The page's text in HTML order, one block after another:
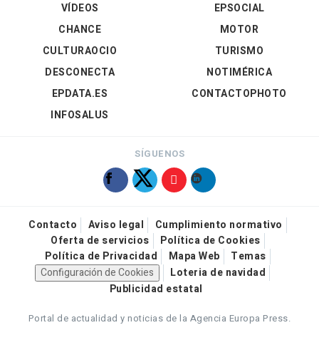
VÍDEOS
EPSOCIAL
CHANCE
CULTURAOCIO
DESCONECTA
EPDATA.ES
INFOSALUS
MOTOR
TURISMO
NOTIMÉRICA
CONTACTOPHOTO
SÍGUENOS
Contacto Aviso legal
Cumplimiento normativo
Oferta de servicios
Política de Cookies
Política de Privacidad
Mapa Web
Temas
Configuración de Cookies
Loteria de navidad
Publicidad estatal
Portal de actualidad y noticias de la Agencia Europa Press.